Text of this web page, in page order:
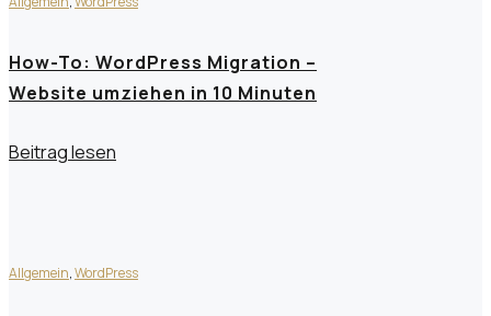
How-To: WordPress Migration –
Website umziehen in 10 Minuten
Beitrag lesen
Allgemein,WordPress